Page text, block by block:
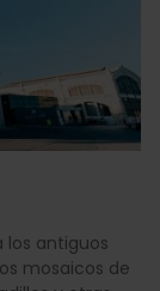
los antiguos
mosaicos de